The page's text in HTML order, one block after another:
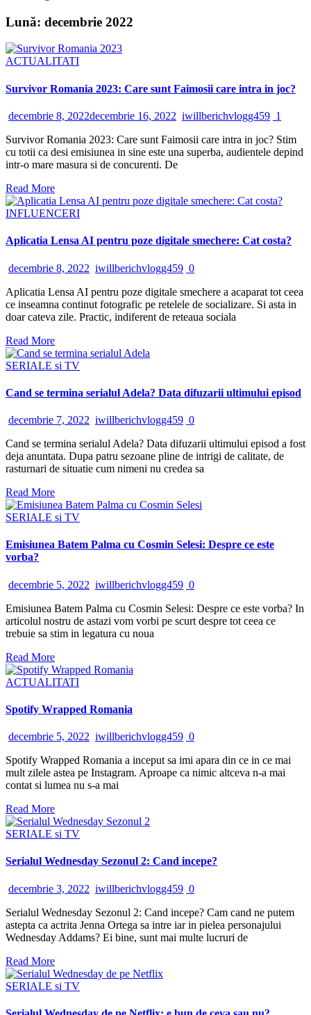
Lună: decembrie 2022
ACTUALITATI
Survivor Romania 2023: Care sunt Faimosii care intra in joc?
decembrie 8, 2022decembrie 16, 2022 iwillberichvlogg459 1
Survivor Romania 2023: Care sunt Faimosii care intra in joc? Stim
cu totii ca desi emisiunea in sine este una superba, audientele depind
intr-o mare masura si de concurenti. De
Read More
INFLUENCERI
Aplicatia Lensa AI pentru poze digitale smechere: Cat costa?
decembrie 8, 2022 iwillberichvlogg459 0
Aplicatia Lensa AI pentru poze digitale smechere a acaparat tot ceea
ce inseamna continut fotografic pe retelele de socializare. Si asta in
doar cateva zile. Practic, indiferent de reteaua sociala
Read More
SERIALE si TV
Cand se termina serialul Adela? Data difuzarii ultimului episod
decembrie 7, 2022 iwillberichvlogg459 0
Cand se termina serialul Adela? Data difuzarii ultimului episod a fost
deja anuntata. Dupa patru sezoane pline de intrigi de calitate, de
rasturnari de situatie cum nimeni nu credea sa
Read More
SERIALE si TV
Emisiunea Batem Palma cu Cosmin Selesi: Despre ce este
vorba?
decembrie 5, 2022 iwillberichvlogg459 0
Emisiunea Batem Palma cu Cosmin Selesi: Despre ce este vorba? In
articolul nostru de astazi vom vorbi pe scurt despre tot ceea ce
trebuie sa stim in legatura cu noua
Read More
ACTUALITATI
Spotify Wrapped Romania
decembrie 5, 2022 iwillberichvlogg459 0
Spotify Wrapped Romania a inceput sa imi apara din ce in ce mai
mult zilele astea pe Instagram. Aproape ca nimic altceva n-a mai
contat si lumea nu s-a mai
Read More
SERIALE si TV
Serialul Wednesday Sezonul 2: Cand incepe?
decembrie 3, 2022 iwillberichvlogg459 0
Serialul Wednesday Sezonul 2: Cand incepe? Cam cand ne putem
astepta ca actrita Jenna Ortega sa intre iar in pielea personajului
Wednesday Addams? Ei bine, sunt mai multe lucruri de
Read More
SERIALE si TV